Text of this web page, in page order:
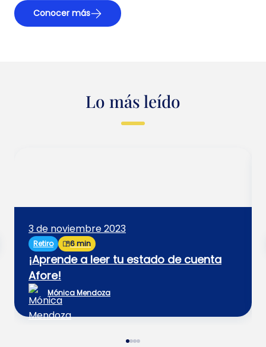
Conocer más
Lo más leído
3 de noviembre 2023
Retiro 6 min
¡Aprende a leer tu estado de cuenta
Afore!
Mónica Mendoza